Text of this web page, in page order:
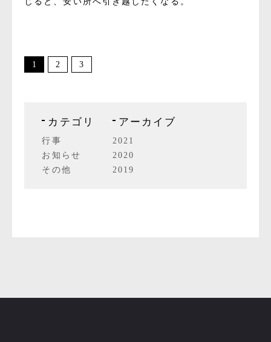
1 2 3
カテゴリ
行事
お知らせ
その他
アーカイブ
2021
2020
2019